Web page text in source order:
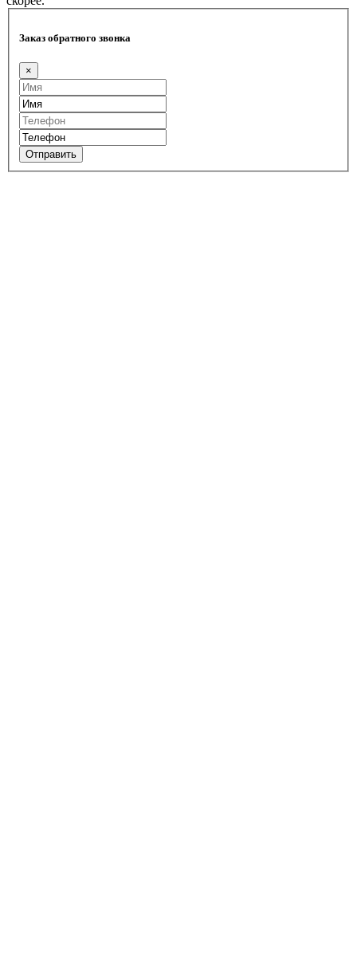
Заказ обратного звонка
×
Отправить